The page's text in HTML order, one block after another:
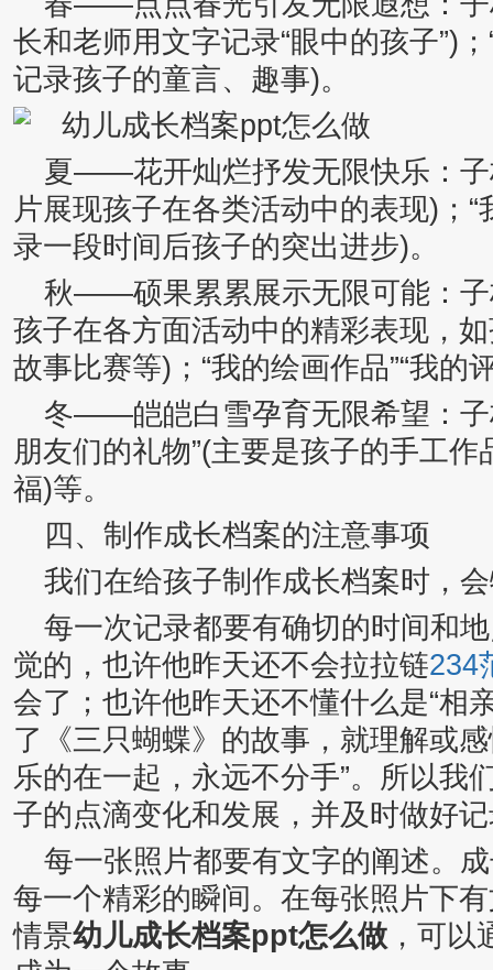
长和老师用文字记录“眼中的孩子”)
记录孩子的童言、趣事)。
夏——花开灿烂抒发无限快乐：子
片展现孩子在各类活动中的表现)；
录一段时间后孩子的突出进步)。
秋——硕果累累展示无限可能：子
孩子在各方面活动中的精彩表现，
故事比赛等)；“我的绘画作品”“我的
冬——皑皑白雪孕育无限希望：子
朋友们的礼物”(主要是孩子的手工
福)等。
四、制作成长档案的注意事项
我们在给孩子制作成长档案时，
每一次记录都要有确切的时间和
觉的，也许他昨天还不会拉拉链234
会了；也许他昨天还不懂什么是“相
了《三只蝴蝶》的故事，就理解或
乐的在一起，永远不分手”。所以我
子的点滴变化和发展，并及时做好
每一张照片都要有文字的阐述。
每一个精彩的瞬间。在每张照片下
情景幼儿成长档案ppt怎么做 ，可